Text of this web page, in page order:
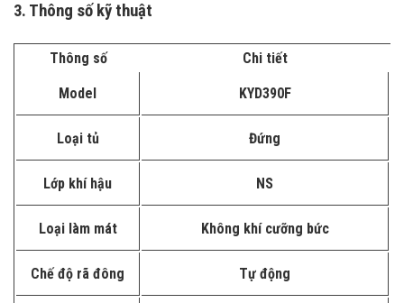
3. Thông số kỹ thuật
Thông số Chi tiết
Model KYD390F
Loại tủ Đứng
Lớp khí hậu NS
Loại làm mát Không khí cưỡng bức
Chế độ rã đông Tự động